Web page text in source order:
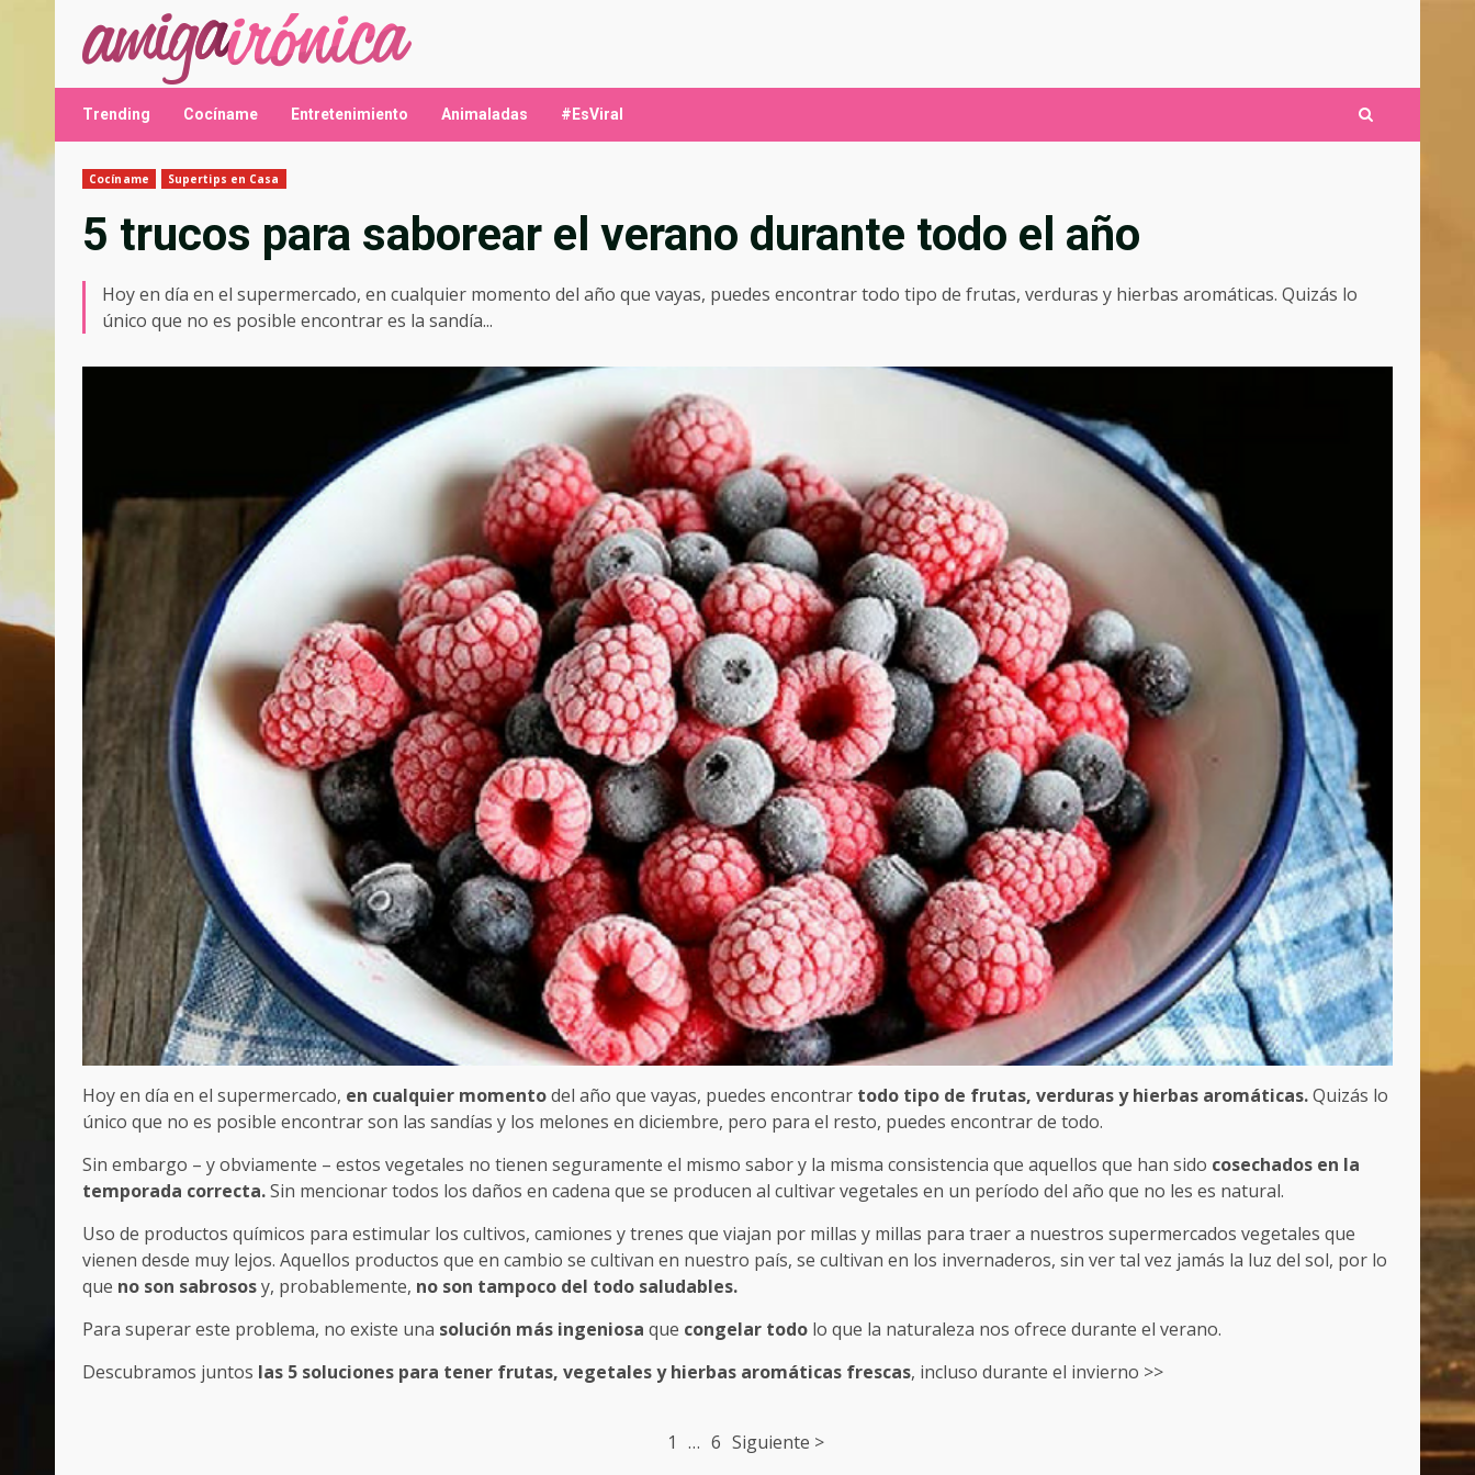
contenido
Trending Cocíname Entretenimiento Animaladas #EsViral
Cocíname Supertips en Casa
5 trucos para saborear el verano durante todo el año
Hoy en día en el supermercado, en cualquier momento del año que vayas, puedes encontrar todo tipo de frutas, verduras y hierbas aromáticas. Quizás lo
único que no es posible encontrar es la sandía...
Hoy en día en el supermercado, en cualquier momentodel año que vayas, puedes encontrar todo tipo de frutas, verduras y hierbas aromáticas.Quizás lo
único que no es posible encontrar son las sandías y los melones en diciembre, pero para el resto, puedes encontrar de todo.
Sin embargo – y obviamente – estos vegetales no tienen seguramente el mismo sabor y la misma consistencia que aquellos que han sido cosechados en la
temporada correcta.Sin mencionar todos los daños en cadena que se producen al cultivar vegetales en un período del año que no les es natural.
Uso de productos químicos para estimular los cultivos, camiones y trenes que viajan por millas y millas para traer a nuestros supermercados vegetales que
vienen desde muy lejos. Aquellos productos que en cambio se cultivan en nuestro país, se cultivan en los invernaderos, sin ver tal vez jamás la luz del sol, por lo
que no son sabrososy, probablemente, no son tampoco del todo saludables.
Para superar este problema, no existe una solución más ingeniosa que congelar todo lo que la naturaleza nos ofrece durante el verano.
Descubramos juntos las 5 soluciones para tener frutas, vegetales y hierbas aromáticas frescas, incluso durante el invierno >>
1 … 6 Siguiente >